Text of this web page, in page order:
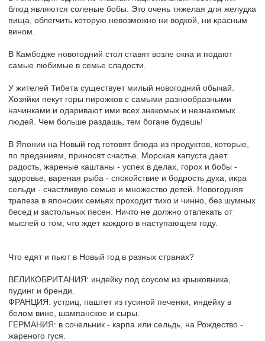
блюд являются соленые бобы. Это очень тяжелая для желудка
пища, облегчить которую невозможно ни водкой, ни красным
вином.
В Камбодже новогодний стол ставят возле окна и подают
самые любимые в семье сладости.
У жителей Тибета существует милый новогодний обычай.
Хозяйки пекут горы пирожков с самыми разнообразными
начинками и одаривают ими всех знакомых и незнакомых
людей. Чем больше раздашь, тем богаче будешь!
В Японии на Новый год готовят блюда из продуктов, которые,
по преданиям, приносят счастье. Морская капуста дает
радость, жареные каштаны - успех в делах, горох и бобы -
здоровье, вареная рыба - спокойствие и бодрость духа, икра
сельди - счастливую семью и множество детей. Новогодняя
трапеза в японских семьях проходит тихо и чинно, без шумных
бесед и застольных песен. Ничто не должно отвлекать от
мыслей о том, что ждет каждого в наступающем году.
Что едят и пьют в Новый год в разных странах?
ВЕЛИКОБРИТАНИЯ: индейку под соусом из крыжовника,
пудинг и бренди.
ФРАНЦИЯ: устриц, паштет из гусиной печенки, индейку в
белом вине, шампанское и сыры.
ГЕРМАНИЯ: в сочельник - карпа или сельдь, на Рождество -
жареного гуся.